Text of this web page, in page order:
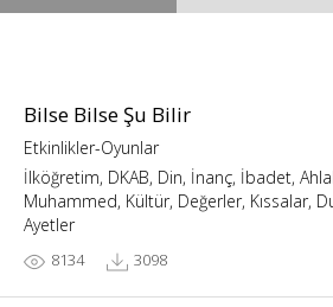
Bilse Bilse Şu Bilir
Etkinlikler-Oyunlar
İlköğretim, DKAB, Din, İnanç, İbadet,
Muhammed, Kültür, Değerler, Kıssalar,
Ayetler
8134 3098